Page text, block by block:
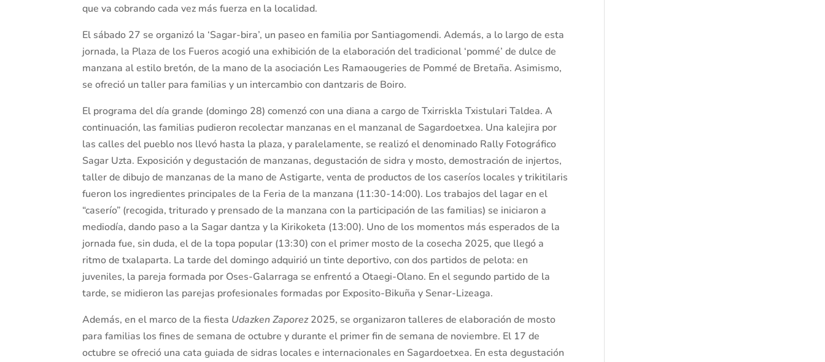
que va cobrando cada vez más fuerza en la localidad.
El sábado 27 se organizó la ‘Sagar-bira’, un paseo en familia por Santiagomendi. Además, a lo largo de esta
jornada, la Plaza de los Fueros acogió una exhibición de la elaboración del tradicional ‘pommé’ de dulce de
manzana al estilo bretón, de la mano de la asociación Les Ramaougeries de Pommé de Bretaña. Asimismo,
se ofreció un taller para familias y un intercambio con dantzaris de Boiro.
El programa del día grande (domingo 28) comenzó con una diana a cargo de Txirriskla Txistulari Taldea. A
continuación, las familias pudieron recolectar manzanas en el manzanal de Sagardoetxea. Una kalejira por
las calles del pueblo nos llevó hasta la plaza, y paralelamente, se realizó el denominado Rally Fotográfico
Sagar Uzta. Exposición y degustación de manzanas, degustación de sidra y mosto, demostración de injertos,
taller de dibujo de manzanas de la mano de Astigarte, venta de productos de los caseríos locales y trikitilaris
fueron los ingredientes principales de la Feria de la manzana (11:30-14:00). Los trabajos del lagar en el
“caserío” (recogida, triturado y prensado de la manzana con la participación de las familias) se iniciaron a
mediodía, dando paso a la Sagar dantza y la Kirikoketa (13:00). Uno de los momentos más esperados de la
jornada fue, sin duda, el de la topa popular (13:30) con el primer mosto de la cosecha 2025, que llegó a
ritmo de txalaparta. La tarde del domingo adquirió un tinte deportivo, con dos partidos de pelota: en
juveniles, la pareja formada por Oses-Galarraga se enfrentó a Otaegi-Olano. En el segundo partido de la
tarde, se midieron las parejas profesionales formadas por Exposito-Bikuña y Senar-Lizeaga.
Además, en el marco de la fiesta Udazken Zaporez2025, se organizaron talleres de elaboración de mosto
para familias los fines de semana de octubre y durante el primer fin de semana de noviembre. El 17 de
octubre se ofreció una cata guiada de sidras locales e internacionales en Sagardoetxea. En esta degustación